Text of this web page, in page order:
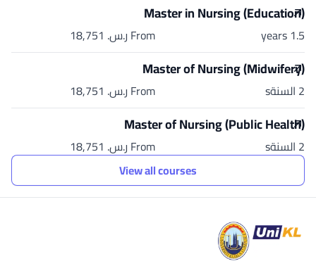
Master in Nursing (Education)
1.5 years From ر.س.‏ 18,751
Master of Nursing (Midwifery)
2 السنةs From ر.س.‏ 18,751
Master of Nursing (Public Health)
2 السنةs
From ر.س.‏ 18,751
View all courses